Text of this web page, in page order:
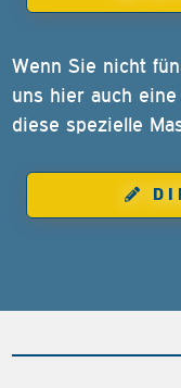
Wenn Sie nicht
uns hier auch
diese spezielle